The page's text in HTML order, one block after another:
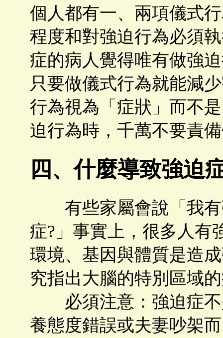
個人都有一、兩項儀式
程度和對強迫行為必須
症的病人覺得唯有做強
只要做儀式行為就能減
行為視為「症狀」而不
迫行為時，千萬不要責
四、什麼導致強迫
有些家屬會說「我有
症?」事實上，很多人有
環境、基因與體質是造
究指出大腦的特別區域
必須注意：強迫症不
養態度錯誤或夫妻吵架